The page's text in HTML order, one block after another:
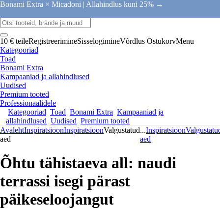
Bonami Extra × Micadoni | Allahindlus kuni 25% →
10 € teileRegistreerimineSisselogimineVõrdlus OstukorvMenu
Kategooriad
Toad
Bonami Extra
Kampaaniad ja allahindlused
Uudised
Premium tooted
Professionaalidele
Kategooriad Toad Bonami Extra Kampaaniad ja
allahindlused Uudised Premium tooted
AvalehtInspiratsioonInspiratsioonValgustatud
aed
...Inspiratsioon
aed
Õhtu tähistaeva all: naudi
terrassi isegi pärast
päikeseloojangut